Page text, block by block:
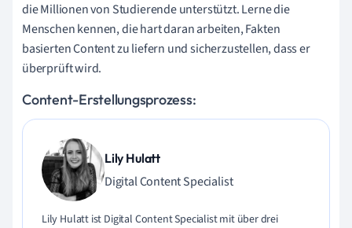
die Millionen von Studierende unterstützt. Lerne die
Menschen kennen, die hart daran arbeiten, Fakten
basierten Content zu liefern und sicherzustellen, dass er
überprüft wird.
Content-Erstellungsprozess:
Lily Hulatt
Digital Content Specialist
Lily Hulatt ist Digital Content Specialist mit über drei